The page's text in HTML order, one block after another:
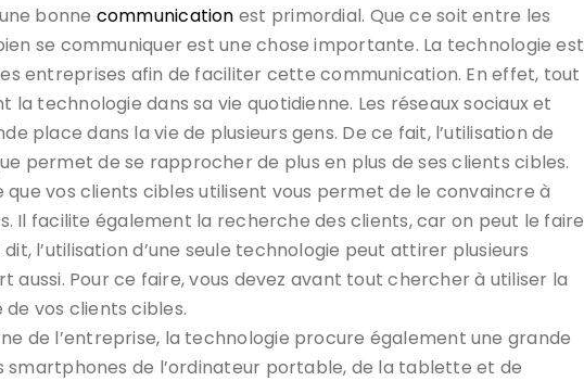
bonne communication est primordial. Que ce soit entre les
se communiquer est une chose importante. La technologie est
entreprises afin de faciliter cette communication. En effet, tout
technologie dans sa vie quotidienne. Les réseaux sociaux et
place dans la vie de plusieurs gens. De ce fait, l’utilisation de
permet de se rapprocher de plus en plus de ses clients cibles.
que vos clients cibles utilisent vous permet de le convaincre à
Il facilite également la recherche des clients, car on peut le faire
l’utilisation d’une seule technologie peut attirer plusieurs
aussi. Pour ce faire, vous devez avant tout chercher à utiliser la
vos clients cibles.
de l’entreprise, la technologie procure également une grande
smartphones de l’ordinateur portable, de la tablette et de